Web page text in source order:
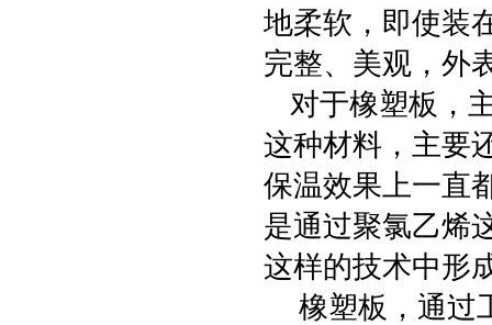
地柔软，即使装
完整、美观，外
对于橡塑板，
这种材料，主要
保温效果上一直
是通过聚氯乙烯
这样的技术中形
橡塑板，通过